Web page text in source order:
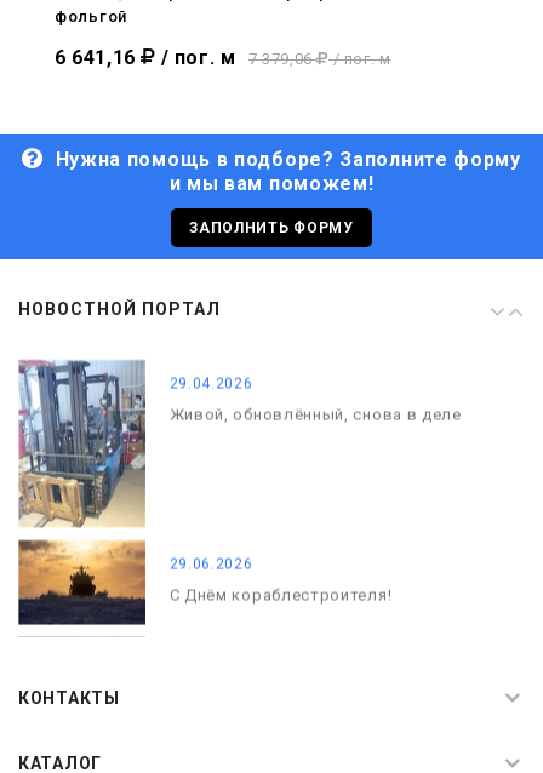
фольгой
6 641,16 / пог. м 7 379,06 / пог. м
Нужна помощь в подборе? Заполните форму
и мы вам поможем!
ЗАПОЛНИТЬ ФОРМУ
НОВОСТНОЙ ПОРТАЛ
29.04.2026
29.06.2026
С Днём кораблестроителя!
С Днём Победы. Память, которая с
29.04.2026
Живой, обновлённый, снова в деле
29.06.2026
С Днём кораблестроителя!
КОНТАКТЫ
КАТАЛОГ